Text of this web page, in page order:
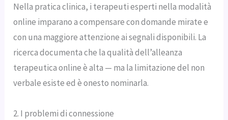
Nella pratica clinica, i terapeuti esperti nella modalità
online imparano a compensare con domande mirate e
con una maggiore attenzione ai segnali disponibili. La
ricerca documenta che la qualità dell’alleanza
terapeutica online è alta — ma la limitazione del non
verbale esiste ed è onesto nominarla.
2. I problemi di connessione